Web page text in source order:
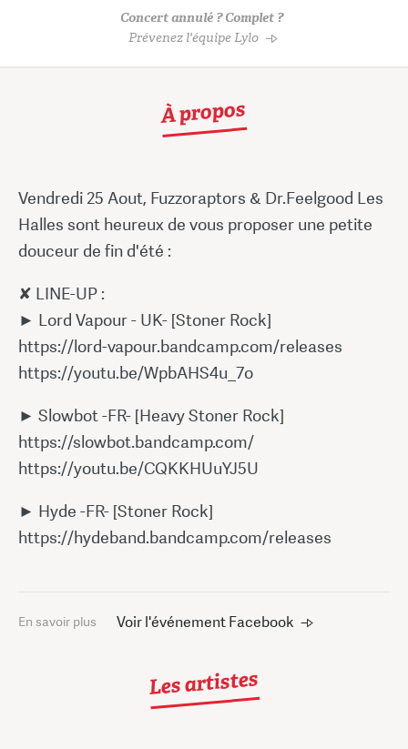
Concert annulé ? Complet ?
Prévenez l'équipe Lylo
À propos
Vendredi 25 Aout, Fuzzoraptors & Dr.Feelgood Les
Halles sont heureux de vous proposer une petite
douceur de fin d'été :
✘ LINE-UP :
► Lord Vapour - UK- [Stoner Rock]
https://lord-vapour.bandcamp.com/releases
https://youtu.be/WpbAHS4u_7o
► Slowbot -FR- [Heavy Stoner Rock]
https://slowbot.bandcamp.com/
https://youtu.be/CQKKHUuYJ5U
► Hyde -FR- [Stoner Rock]
https://hydeband.bandcamp.com/releases
En savoir plus Voir l'événement Facebook
Les artistes